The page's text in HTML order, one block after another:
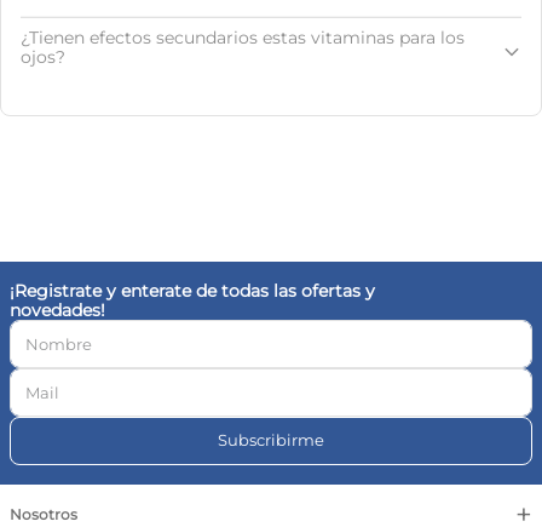
¿Tienen efectos secundarios estas vitaminas para los
ojos?
¡Registrate y enterate de todas las ofertas y
novedades!
Subscribirme
Nosotros +